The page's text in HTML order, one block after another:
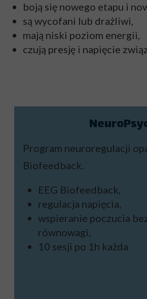
Program neuroregulacji
Biofeedback.
EEG Biofeedback,
regulacja napięcia,
wspieranie poczucia
równowagi,
10 sesji po 1h każda
boją się nowego etapu i
są wycofani lub drażliwi,
mają niski poziom energii,
czują presję i napięcie